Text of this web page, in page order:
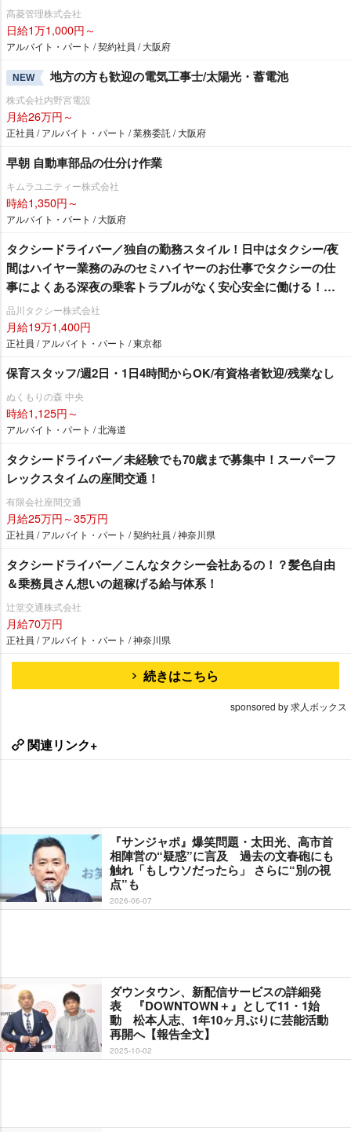
髙菱管理株式会社
日給1万1,000円～
アルバイト・パート / 契約社員 / 大阪府
NEW 地方の方も歓迎の電気工事士/太陽光・蓄電池
株式会社内野宮電設
月給26万円～
正社員 / アルバイト・パート / 業務委託 / 大阪府
早朝 自動車部品の仕分け作業
キムラユニティー株式会社
時給1,350円～
アルバイト・パート / 大阪府
タクシードライバー／独自の勤務スタイル！日中はタクシー/夜
間はハイヤー業務のみのセミハイヤーのお仕事でタクシーの仕
事によくある深夜の乗客トラブルがなく安心安全に働ける！
《全員対象》6ヶ月間30万円の給料保障制度あり※規定有《2種免
許保有者対象》30万円支給※規定有圧倒的実車率57.2％！「ハイ
ヤー乗務員」「日本航空タクシー配車業務員」「経理事務員」
品川タクシー株式会社
月給19万1,400円
正社員 / アルバイト・パート / 東京都
保育スタッフ/週2日・1日4時間からOK/有資格者歓迎/残業なし
ぬくもりの森 中央
時給1,125円～
アルバイト・パート / 北海道
タクシードライバー／未経験でも70歳まで募集中！スーパーフ
レックスタイムの座間交通！
有限会社座間交通
月給25万円～35万円
正社員 / アルバイト・パート / 契約社員 / 神奈川県
タクシードライバー／こんなタクシー会社あるの！？髪色自由
＆乗務員さん想いの超稼げる給与体系！
辻堂交通株式会社
月給70万円
正社員 / アルバイト・パート / 神奈川県
続きはこちら
sponsored by 求人ボックス
関連リンク+
『サンジャポ』爆笑問題・太田光、高市首
相陣営の“疑惑”に言及 過去の文春砲にも
触れ「もしウソだったら」 さらに“別の視
点”も
2026-06-07
ダウンタウン、新配信サービスの詳細発
表 『DOWNTOWN＋』として11・1始
動 松本人志、1年10ヶ月ぶりに芸能活動
再開へ【報告全文】
2025-10-02